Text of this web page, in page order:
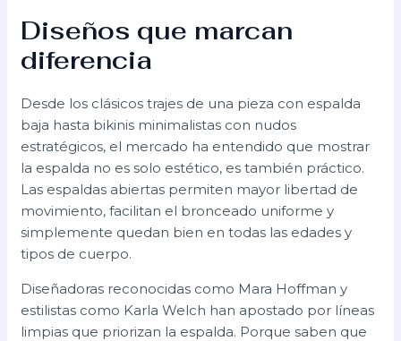
Diseños que marcan
diferencia
Desde los clásicos trajes de una pieza con espalda
baja hasta bikinis minimalistas con nudos
estratégicos, el mercado ha entendido que mostrar
la espalda no es solo estético, es también práctico.
Las espaldas abiertas permiten mayor libertad de
movimiento, facilitan el bronceado uniforme y
simplemente quedan bien en todas las edades y
tipos de cuerpo.
Diseñadoras reconocidas como Mara Hoffman y
estilistas como Karla Welch han apostado por líneas
limpias que priorizan la espalda. Porque saben que